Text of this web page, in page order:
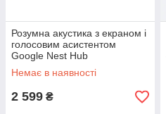
Розумна акустика з екраном і
голосовим асистентом
Google Nest Hub
Немає в наявності
2 599 ₴